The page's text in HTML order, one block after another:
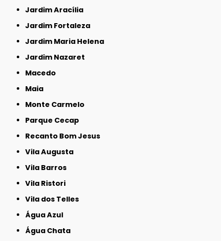
Jardim Aracília
Jardim Fortaleza
Jardim Maria Helena
Jardim Nazaret
Macedo
Maia
Monte Carmelo
Parque Cecap
Recanto Bom Jesus
Vila Augusta
Vila Barros
Vila Ristori
Vila dos Telles
Água Azul
Água Chata